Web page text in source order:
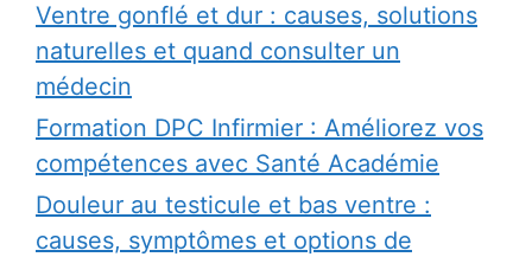
Ventre gonflé et dur : causes, solutions
naturelles et quand consulter un
médecin
Formation DPC Infirmier : Améliorez vos
compétences avec Santé Académie
Douleur au testicule et bas ventre :
causes, symptômes et options de